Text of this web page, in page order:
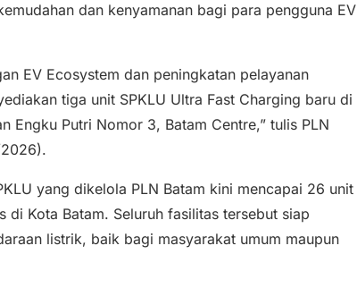
dan kenyamanan bagi para pengguna EV
EV Ecosystem dan peningkatan pelayanan
tiga unit SPKLU Ultra Fast Charging baru di
Engku Putri Nomor 3, Batam Centre,” tulis PLN
yang dikelola PLN Batam kini mencapai 26 unit
Kota Batam. Seluruh fasilitas tersebut siap
listrik, baik bagi masyarakat umum maupun